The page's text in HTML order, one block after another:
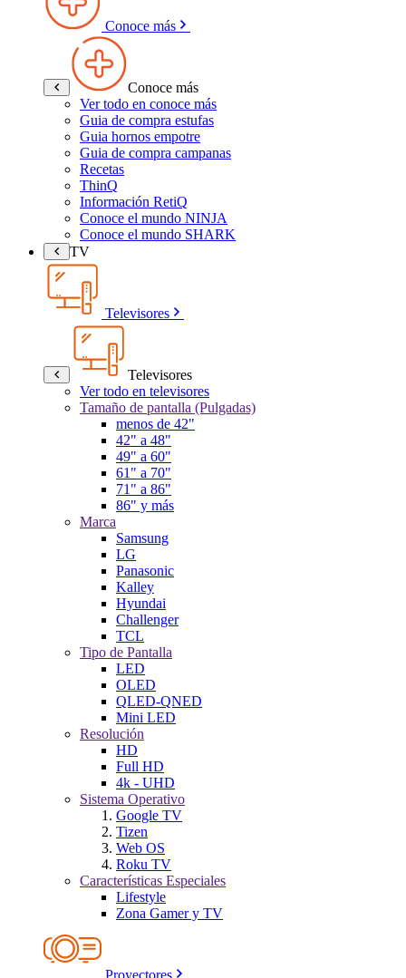
Conoce más
Conoce más
Ver todo en conoce más
Guia de compra estufas
Guia hornos empotre
Guia de compra campanas
Recetas
ThinQ
Información RetiQ
Conoce el mundo NINJA
Conoce el mundo SHARK
TV
Televisores
Televisores
Ver todo en televisores
Tamaño de pantalla (Pulgadas)
menos de 42"
42" a 48"
49" a 60"
61" a 70"
71" a 86"
86" y más
Marca
Samsung
LG
Panasonic
Kalley
Hyundai
Challenger
TCL
Tipo de Pantalla
LED
OLED
QLED-QNED
Mini LED
Resolución
HD
Full HD
4k - UHD
Sistema Operativo
Google TV
Tizen
Web OS
Roku TV
Características Especiales
Lifestyle
Zona Gamer y TV
Proyectores